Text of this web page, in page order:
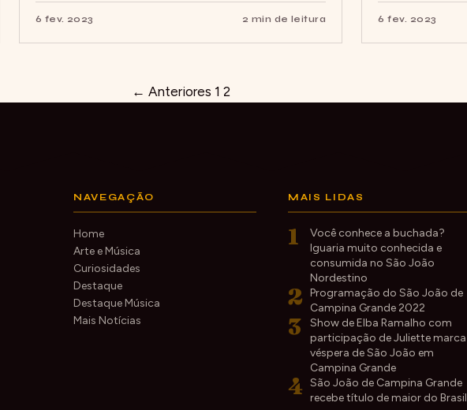
6 fev. 2023 2 min de leitura 6 fev. 2023
Paginação
← Anteriores 1 2
NAVEGAÇÃO
Home
Arte e Música
Curiosidades
Destaque
Destaque Música
Mais Notícias
MAIS LIDAS
1
Você conhece a buchada?
Iguaria muito conhecida e
consumida no São João
Nordestino
2 Programação do São João de
Campina Grande 2022
3
Show de Elba Ramalho com
participação de Juliette marca
véspera de São João em
Campina Grande
4 São João de Campina Grande
recebe título de maior do Brasil